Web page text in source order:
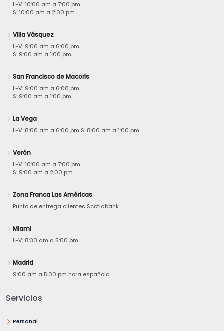
L-V: 10:00 am a 7:00 pm
S: 10:00 am a 2:00 pm
Villa Vásquez
L-V: 9:00 am a 6:00 pm
S: 9:00 am a 1:00 pm
San Francisco de Macorís
L-V: 9:00 am a 6:00 pm
S: 9:00 am a 1:00 pm
La Vega
L-V: 8:00 am a 6:00 pm S: 8:00 am a 1:00 pm
Verón
L-V: 10:00 am a 7:00 pm
S: 9:00 am a 2:00 pm
Zona Franca Las Américas
Punto de entrega clientes Scotiabank
Miami
L-V: 8:30 am a 5:00 pm
Madrid
9:00 am a 5:00 pm hora española
Servicios
Personal